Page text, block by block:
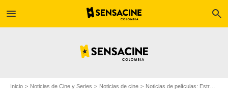
menu search
Inicio Noticias de Cine y Series Noticias de cine Noticias de películas: Estreno de película